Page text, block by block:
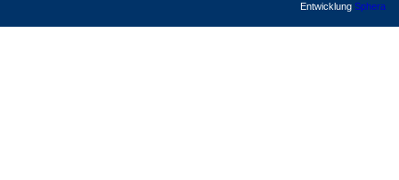
Entwicklung Sphera